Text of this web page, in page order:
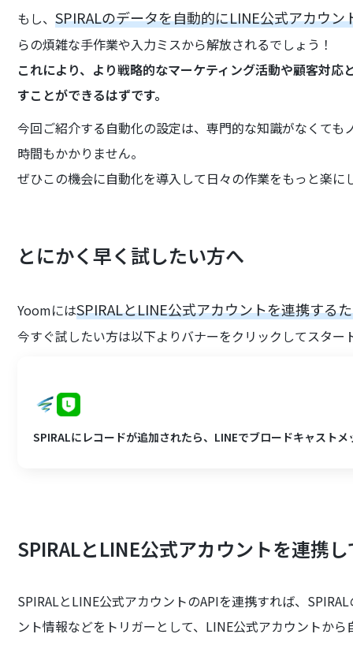
もし、SPIRALのデータを自動的にLINE公式アカウ
らの煩雑な手作業や入力ミスから解放されるでしょう！
これにより、より戦略的なマーケティング活動や顧客対
すことができるはずです。
今回ご紹介する自動化の設定は、専門的な知識がなくて
時間もかかりません。
ぜひこの機会に自動化を導入して日々の作業をもっと楽に
とにかく早く試したい方へ
YoomにはSPIRALとLINE公式アカウントを連携する
今すぐ試したい方は以下よりバナーをクリックしてスター
SPIRALにレコードが追加されたら、LINEでブロードキャスト
SPIRALとLINE公式アカウントを連携
SPIRALとLINE公式アカウントのAPIを連携すれば、
ント情報などをトリガーとして、LINE公式アカウントか